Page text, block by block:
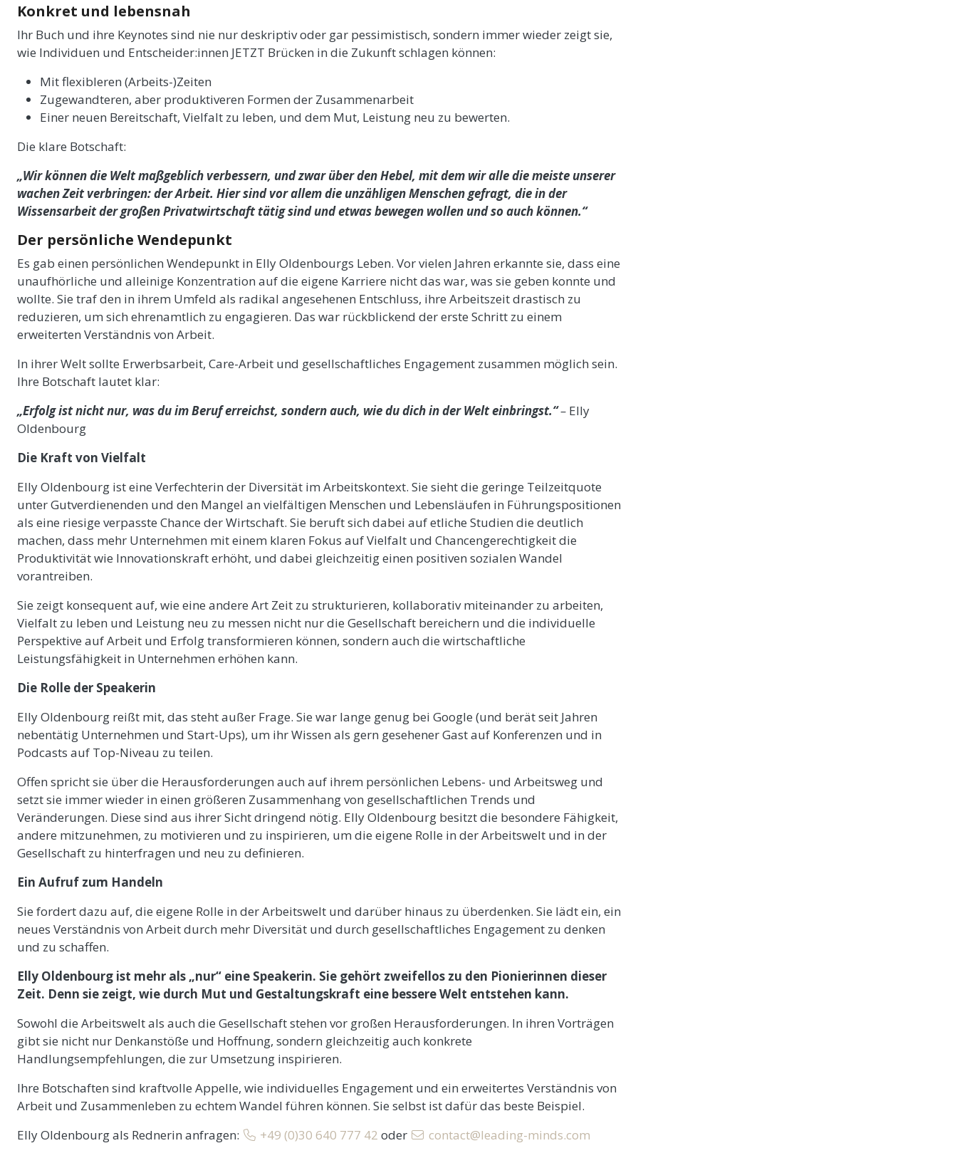
Konkret und lebensnah
Ihr Buch und ihre Keynotes sind nie nur deskriptiv oder gar pessimistisch, sondern immer wieder zeigt sie,
wie Individuen und Entscheider:innen JETZT Brücken in die Zukunft schlagen können:
Mit flexibleren (Arbeits-)Zeiten
Zugewandteren, aber produktiveren Formen der Zusammenarbeit
Einer neuen Bereitschaft, Vielfalt zu leben, und dem Mut, Leistung neu zu bewerten.
Die klare Botschaft:
„Wir können die Welt maßgeblich verbessern, und zwar über den Hebel, mit dem wir alle die meiste unserer
wachen Zeit verbringen: der Arbeit. Hier sind vor allem die unzähligen Menschen gefragt, die in der
Wissensarbeit der großen Privatwirtschaft tätig sind und etwas bewegen wollen und so auch können.“
Der persönliche Wendepunkt
Es gab einen persönlichen Wendepunkt in Elly Oldenbourgs Leben. Vor vielen Jahren erkannte sie, dass eine
unaufhörliche und alleinige Konzentration auf die eigene Karriere nicht das war, was sie geben konnte und
wollte. Sie traf den in ihrem Umfeld als radikal angesehenen Entschluss, ihre Arbeitszeit drastisch zu
reduzieren, um sich ehrenamtlich zu engagieren. Das war rückblickend der erste Schritt zu einem
erweiterten Verständnis von Arbeit.
In ihrer Welt sollte Erwerbsarbeit, Care-Arbeit und gesellschaftliches Engagement zusammen möglich sein.
Ihre Botschaft lautet klar:
„Erfolg ist nicht nur, was du im Beruf erreichst, sondern auch, wie du dich in der Welt einbringst.“– Elly
Oldenbourg
Die Kraft von Vielfalt
Elly Oldenbourg ist eine Verfechterin der Diversität im Arbeitskontext. Sie sieht die geringe Teilzeitquote
unter Gutverdienenden und den Mangel an vielfältigen Menschen und Lebensläufen in Führungspositionen
als eine riesige verpasste Chance der Wirtschaft. Sie beruft sich dabei auf etliche Studien die deutlich
machen, dass mehr Unternehmen mit einem klaren Fokus auf Vielfalt und Chancengerechtigkeit die
Produktivität wie Innovationskraft erhöht, und dabei gleichzeitig einen positiven sozialen Wandel
vorantreiben.
Sie zeigt konsequent auf, wie eine andere Art Zeit zu strukturieren, kollaborativ miteinander zu arbeiten,
Vielfalt zu leben und Leistung neu zu messen nicht nur die Gesellschaft bereichern und die individuelle
Perspektive auf Arbeit und Erfolg transformieren können, sondern auch die wirtschaftliche
Leistungsfähigkeit in Unternehmen erhöhen kann.
Die Rolle der Speakerin
Elly Oldenbourg reißt mit, das steht außer Frage. Sie war lange genug bei Google (und berät seit Jahren
nebentätig Unternehmen und Start-Ups), um ihr Wissen als gern gesehener Gast auf Konferenzen und in
Podcasts auf Top-Niveau zu teilen.
Offen spricht sie über die Herausforderungen auch auf ihrem persönlichen Lebens- und Arbeitsweg und
setzt sie immer wieder in einen größeren Zusammenhang von gesellschaftlichen Trends und
Veränderungen. Diese sind aus ihrer Sicht dringend nötig. Elly Oldenbourg besitzt die besondere Fähigkeit,
andere mitzunehmen, zu motivieren und zu inspirieren, um die eigene Rolle in der Arbeitswelt und in der
Gesellschaft zu hinterfragen und neu zu definieren.
Ein Aufruf zum Handeln
Sie fordert dazu auf, die eigene Rolle in der Arbeitswelt und darüber hinaus zu überdenken. Sie lädt ein, ein
neues Verständnis von Arbeit durch mehr Diversität und durch gesellschaftliches Engagement zu denken
und zu schaffen.
Elly Oldenbourg ist mehr als „nur“ eine Speakerin. Sie gehört zweifellos zu den Pionierinnen dieser
Zeit. Denn sie zeigt, wie durch Mut und Gestaltungskraft eine bessere Welt entstehen kann.
Sowohl die Arbeitswelt als auch die Gesellschaft stehen vor großen Herausforderungen. In ihren Vorträgen
gibt sie nicht nur Denkanstöße und Hoffnung, sondern gleichzeitig auch konkrete
Handlungsempfehlungen, die zur Umsetzung inspirieren.
Ihre Botschaften sind kraftvolle Appelle, wie individuelles Engagement und ein erweitertes Verständnis von
Arbeit und Zusammenleben zu echtem Wandel führen können. Sie selbst ist dafür das beste Beispiel.
Elly Oldenbourg als Rednerin anfragen:
+49 (0)30 640 777 42 oder
contact@leading-minds.com